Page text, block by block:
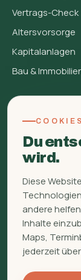
Vertrags-Check
Altersvorsorge
Kapitalanlagen
Bau &
FAQ
Ratgeber
Kontakt
WhatsApp
Signal
Du
wird.
Diese
andere
Inhalte
Maps,
jederzeit über